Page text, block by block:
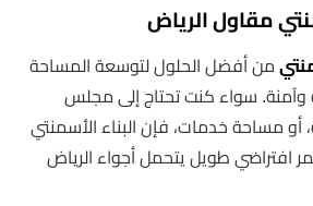
مقاول الرياض
من أفضل الحلول لتوسعة المساحة
وآمنة. سواء كنت تحتاج إلى مجلس
مساحة خدمات، فإن البناء الأسمنتي
افتراضي طويل يتحمل أجواء الرياض